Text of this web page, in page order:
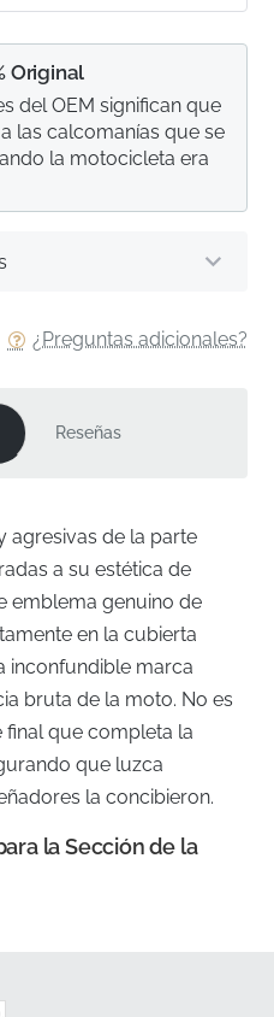
¿Preguntas adicionales?
Original
del OEM significan que
las calcomanías que se
la motocicleta era
Reseñas
agresivas de la parte
a su estética de
emblema genuino de
en la cubierta
inconfundible marca
bruta de la moto. No es
final que completa la
que luzca
la concibieron.
la Sección de la